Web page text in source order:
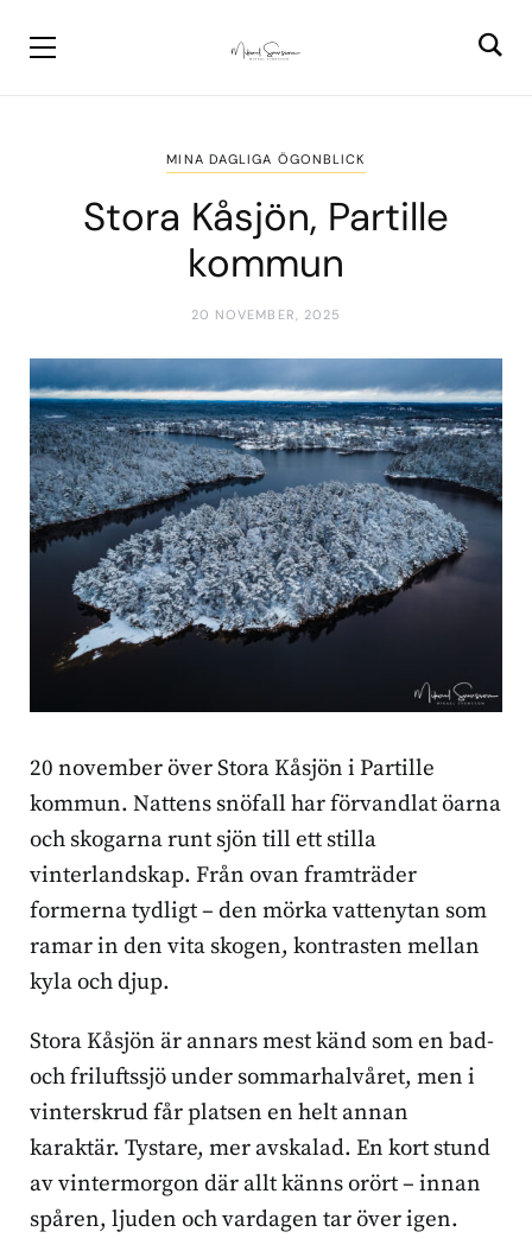
MINA DAGLIGA ÖGONBLICK
Stora Kåsjön, Partille
kommun
20 NOVEMBER, 2025
20 november över Stora Kåsjön i Partille
kommun. Nattens snöfall har förvandlat öarna
och skogarna runt sjön till ett stilla
vinterlandskap. Från ovan framträder
formerna tydligt – den mörka vattenytan som
ramar in den vita skogen, kontrasten mellan
kyla och djup.
Stora Kåsjön är annars mest känd som en bad-
och friluftssjö under sommarhalvåret, men i
vinterskrud får platsen en helt annan
karaktär. Tystare, mer avskalad. En kort stund
av vintermorgon där allt känns orört – innan
spåren, ljuden och vardagen tar över igen.